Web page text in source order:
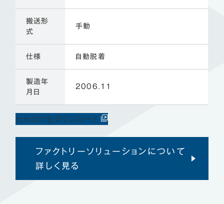
搬送形
式
手動
仕様 自動脱着
製造年
月日
2006.11
カタログをダウンロード
ファクトリーソリューションについて
詳しく見る